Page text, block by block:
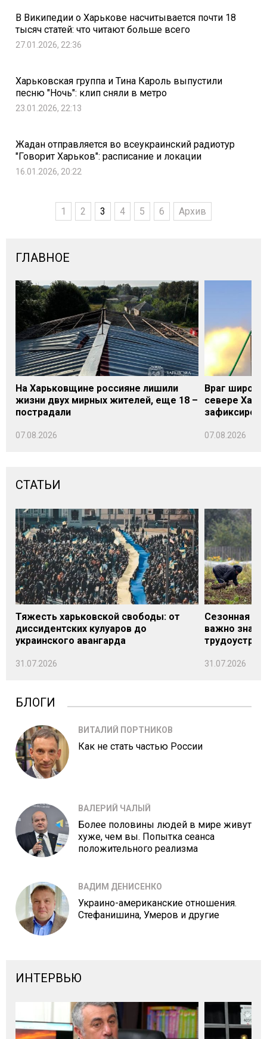
В Википедии о Харькове насчитывается почти 18
тысяч статей: что читают больше всего
27.01.2026, 22:36
Харьковская группа и Тина Кароль выпустили
песню "Ночь": клип сняли в метро
23.01.2026, 22:13
Жадан отправляется во всеукраинский радиотур
"Говорит Харьков": расписание и локации
16.01.2026, 20:22
1 2 3 4 5 6 Архив
ГЛАВНОЕ
На Харьковщине россияне лишили
жизни двух мирных жителей, еще 18 –
пострадали
07.08.2026
Враг
севере
07.08.2026
СТАТЬИ
Тяжесть харьковской свободы: от
диссидентских кулуаров до
украинского авангарда
31.07.2026
Сезонная
важно знать
31.07.2026
БЛОГИ
ВИТАЛИЙ ПОРТНИКОВ
Как не стать частью России
ВАЛЕРИЙ ЧАЛЫЙ
Более половины людей в мире живут
хуже, чем вы. Попытка сеанса
положительного реализма
ВАДИМ ДЕНИСЕНКО
Украино-американские отношения.
Стефанишина, Умеров и другие
ИНТЕРВЬЮ